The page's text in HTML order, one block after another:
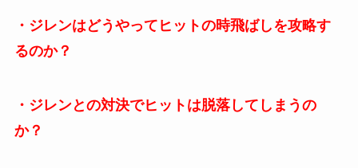
・ジレンはどうやってヒットの時飛ばしを攻略す
るのか？
・ジレンとの対決でヒットは脱落してしまうの
か？